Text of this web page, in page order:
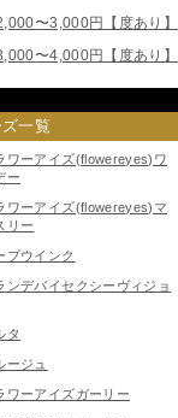
〜3,000円【度あり】
〜4,000円【度あり】
一覧
ワーアイズ(flowereyes)ワ
ー
ワーアイズ(flowereyes)マ
リー
プウインク
ンデバイセクシーヴィジョ
タ
ージュ
ワーアイズガーリー